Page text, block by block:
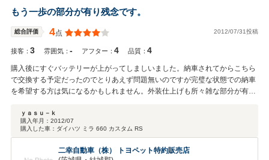
変嬉しく思います。納車にはまだ日数かかりますが楽しみにしていて下
さい♪ 商談も大事ですが、これからのアフターや対応が当社では１番大
事にしております！！ ここで購入して良かった！と思われるよう日々
がんばりますので応援して下さい（笑）♪ これからも誠心誠意、迅速な
対応を心掛けて参ります。 末永いお付き合いを今後とも宜しくお願い
させて頂きます☆
もう一歩の部分が有り残念です。
総合評価 4点 2012/07/31投稿
接客：3 雰囲気：- アフター：4 品質：4
購入後にすぐバッテリーが上がってしましいました。納車されてからこちら
で交換する予定だったのでとりあえず問題無いのですが完璧な状態での納車
を希望する方は気になるかもしれません。外装仕上げも所々雑な部分が有り
ｙａｓｕ－ｋ
購入年月： 2012/07
購入した車： ダイハツ ミラ 660 カスタム RS
二幸自動車（株） トヨペット特約販売店